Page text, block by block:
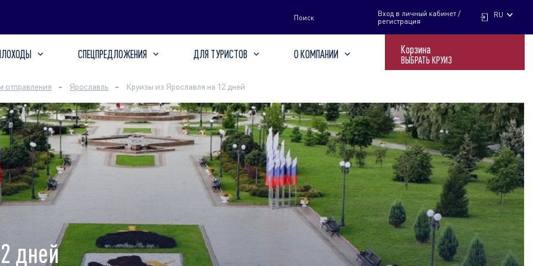
Поиск
Вход в личный кабинет /
регистрация
RU
СПЕЦПРЕДЛОЖЕНИЯ ДЛЯ ТУРИСТОВ О КОМПАНИИ Корзина
ВЫБРАТЬ КРУИЗ
отправления Ярославль Круизы из Ярославля на 12 дней
дней